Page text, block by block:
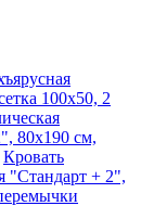
100х50, 2
80х190 см,
Кровать
"Стандарт + 2",